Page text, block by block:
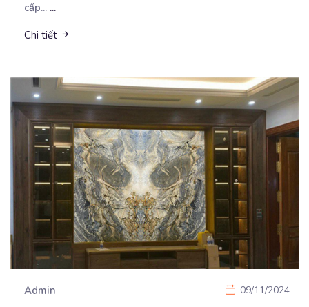
cấp... ...
Chi tiết
Admin 09/11/2024